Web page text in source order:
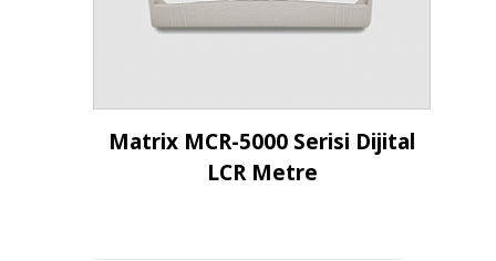
İncele
Matrix MCR-5000 Serisi Dijital
LCR Metre